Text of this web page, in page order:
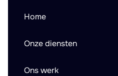
Home
Onze diensten
Ons werk